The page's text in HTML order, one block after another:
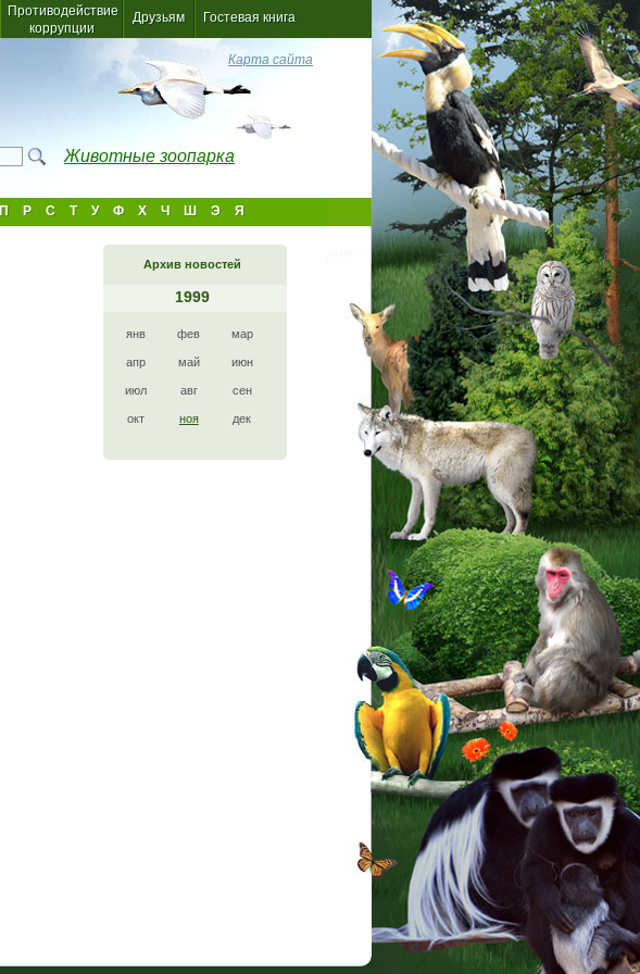
Противодействие
коррупции
Друзьям Гостевая книга
Животные зоопарка
Карта сайта
П Р С Т У Ф Х Ч Ш Э Я
Архив новостей
1999
янв фев мар
апр май июн
июл авг сен
окт ноя дек